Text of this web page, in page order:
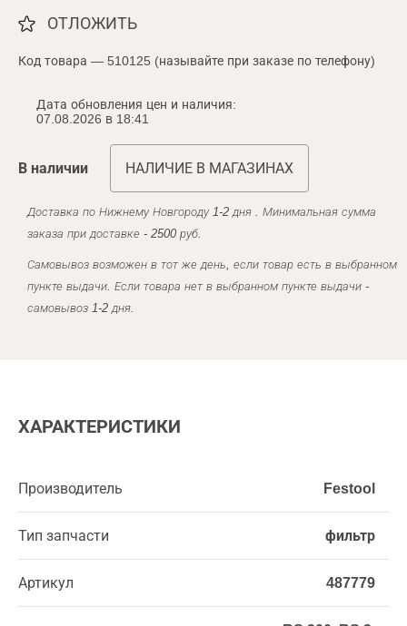
ОТЛОЖИТЬ
Код товара — 510125 (называйте при заказе по телефону)
Дата обновления цен и наличия:
07.08.2026 в 18:41
В наличии НАЛИЧИЕ В МАГАЗИНАХ
Доставка по Нижнему Новгороду 1-2 дня . Минимальная сумма
заказа при доставке - 2500 руб.
Самовывоз возможен в тот же день, если товар есть в выбранном
пункте выдачи. Если товара нет в выбранном пункте выдачи -
самовывоз 1-2 дня.
ХАРАКТЕРИСТИКИ
Производитель Festool
Тип запчасти фильтр
Артикул 487779